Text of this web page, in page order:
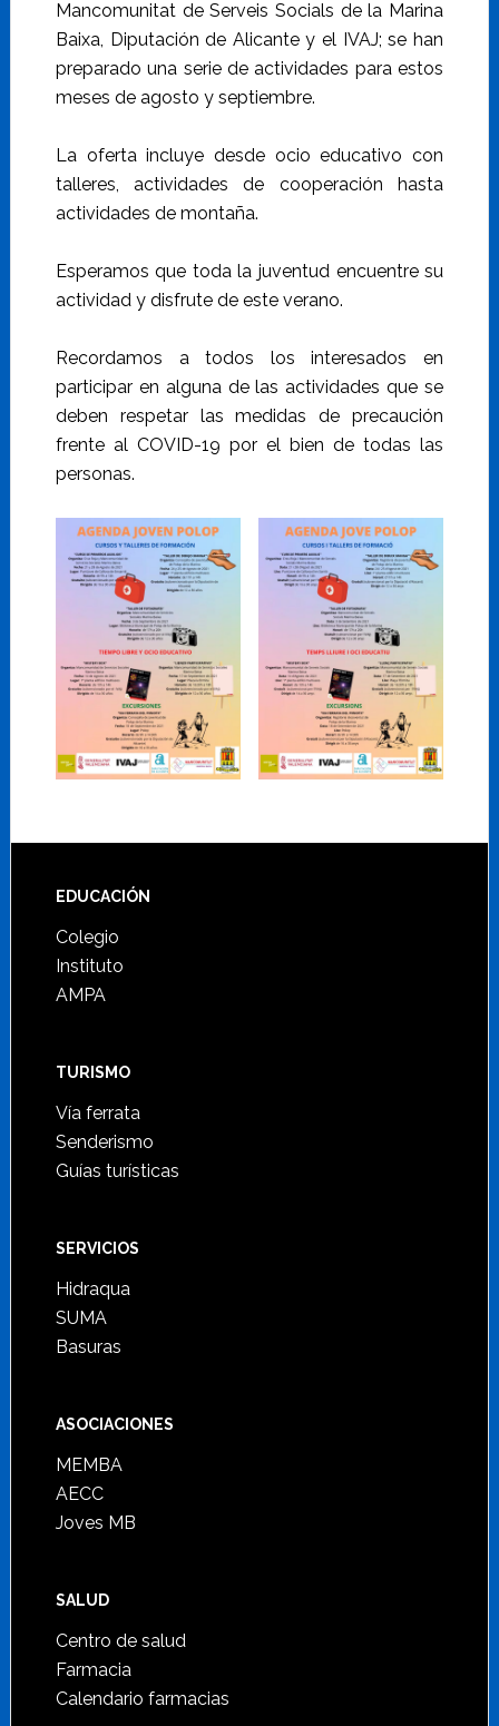
Mancomunitat de Serveis Socials de la Marina
Baixa, Diputación de Alicante y el IVAJ; se han
preparado una serie de actividades para estos
meses de agosto y septiembre.
La oferta incluye desde ocio educativo con
talleres, actividades de cooperación hasta
actividades de montaña.
Esperamos que toda la juventud encuentre su
actividad y disfrute de este verano.
Recordamos a todos los interesados en
participar en alguna de las actividades que se
deben respetar las medidas de precaución
frente al COVID-19 por el bien de todas las
personas.
Footer
EDUCACIÓN
Colegio
Instituto
AMPA
TURISMO
Vía ferrata
Senderismo
Guías turísticas
SERVICIOS
Hidraqua
SUMA
Basuras
ASOCIACIONES
MEMBA
AECC
Joves MB
SALUD
Centro de salud
Farmacia
Calendario farmacias